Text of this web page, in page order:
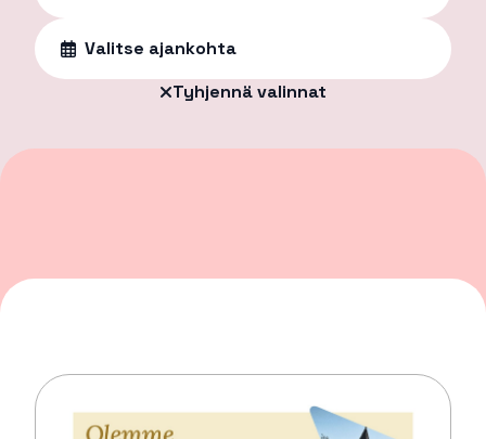
Valitse ajankohta
Tyhjennä valinnat